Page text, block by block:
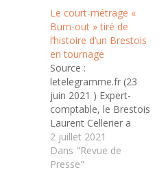
Le court-métrage «
Burn-out » tiré de
l’histoire d’un Brestois
en tournage
Source :
letelegramme.fr (23
juin 2021 ) Expert-
comptable, le Brestois
Laurent Cellerier a
couché sur le papier sa
descente aux enfers en
2018. Touché par son
2 juillet 2021
Dans "Revue de
Presse"